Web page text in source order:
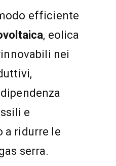
efficiente
, eolica
nei
e
a ridurre le
serra.